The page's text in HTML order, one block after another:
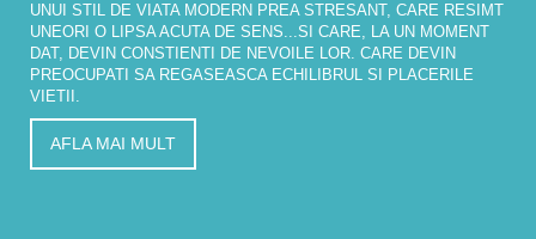
UNUI STIL DE VIATA MODERN PREA STRESANT, CARE RESIMT
UNEORI O LIPSA ACUTA DE SENS...SI CARE, LA UN MOMENT
DAT, DEVIN CONSTIENTI DE NEVOILE LOR. CARE DEVIN
PREOCUPATI SA REGASEASCA ECHILIBRUL SI PLACERILE
VIETII.
AFLA MAI MULT